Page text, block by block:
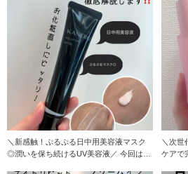
＼新感触！ぷるぷる日中用美容液マスク
◎潤いを保ち続けるUV美容液／ 今回は、
＼次世
ケアで